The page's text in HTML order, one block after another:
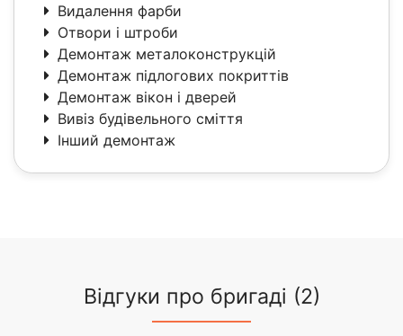
Видалення фарби
Отвори і штроби
Демонтаж металоконструкцій
Демонтаж підлогових покриттів
Демонтаж вікон і дверей
Вивіз будівельного сміття
Інший демонтаж
Відгуки про бригаді (2)